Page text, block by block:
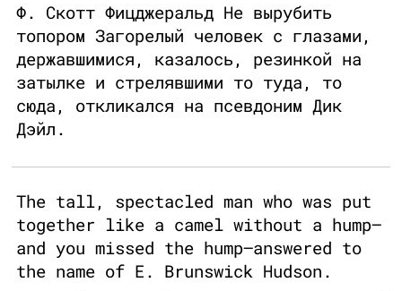
Ф. Скотт Фицджеральд Не вырубить
топором Загорелый человек с глазами,
державшимися, казалось, резинкой на
затылке и стрелявшими то туда, то
сюда, откликался на псевдоним Дик
Дэйл.
The tall, spectacled man who was put
together like a camel without a hump—
and you missed the hump—answered to
the name of E. Brunswick Hudson.